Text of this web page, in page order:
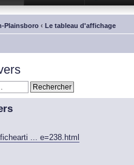
Plainsboro ‹ Le tableau d'affichage
... e=238.html